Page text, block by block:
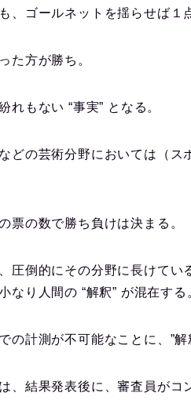
、ゴールネットを揺らせば１
た方が勝ち。
れもない “事実” となる。
どの芸術分野においては（ス
票の数で勝ち負けは決まる。
圧倒的にその分野に長けて
なり人間の “解釈” が混在する
の計測が不可能なことに、”
、結果発表後に、審査員が